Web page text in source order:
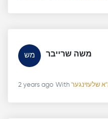
מש משה שרייבר
2 years ago With